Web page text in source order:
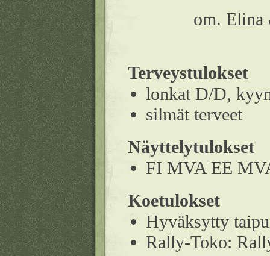
om. Elina
Terveystulokset
lonkat D/D,
silmät terveet
Näyttelytulokset
FI MVA EE
Koetulokset
Hyväksytty
Rally-Toko: